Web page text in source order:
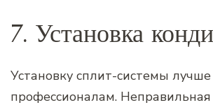
7. Установка
Установку сплит-системы
профессионалам. Неправильная